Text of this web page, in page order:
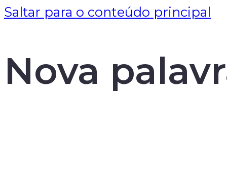
Saltar para o conteúdo principal
Nova